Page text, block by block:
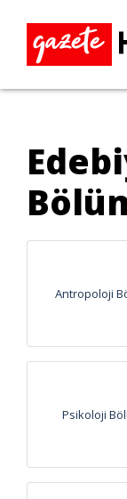
Antropoloji
Psikoloji